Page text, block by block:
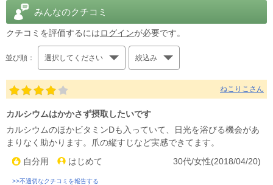
みんなのクチコミ
クチコミを評価するにはログインが必要です。
並び順： 選択してください 絞込み
ねこりこさん
カルシウムはかかさず摂取したいです
カルシウムのほかビタミンDも入っていて、日光を浴びる機会があ
まりなく助かります。爪の縦すじなど実感できてます。
自分用
はじめて 30代/女性(2018/04/20)
>>不適切なクチコミを報告する